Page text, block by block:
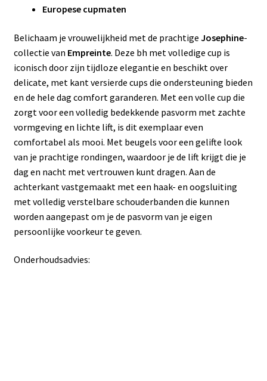
Europese cupmaten
Belichaam je vrouwelijkheid met de prachtige Josephine-
collectie van Empreinte. Deze bh met volledige cup is
iconisch door zijn tijdloze elegantie en beschikt over
delicate, met kant versierde cups die ondersteuning bieden
en de hele dag comfort garanderen. Met een volle cup die
zorgt voor een volledig bedekkende pasvorm met zachte
vormgeving en lichte lift, is dit exemplaar even
comfortabel als mooi. Met beugels voor een gelifte look
van je prachtige rondingen, waardoor je de lift krijgt die je
dag en nacht met vertrouwen kunt dragen. Aan de
achterkant vastgemaakt met een haak- en oogsluiting
met volledig verstelbare schouderbanden die kunnen
worden aangepast om je de pasvorm van je eigen
persoonlijke voorkeur te geven.
Onderhoudsadvies: